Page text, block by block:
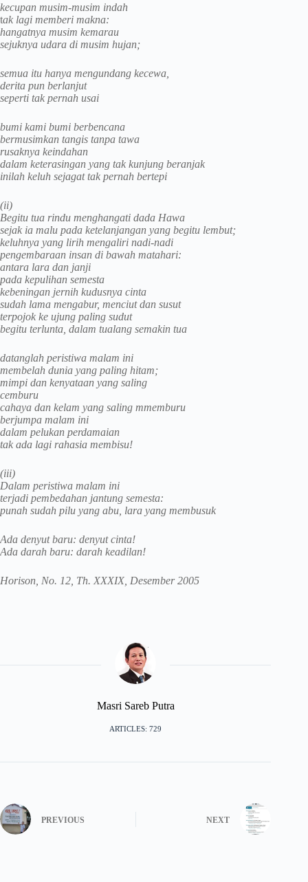
kecupan musim-musim indah
tak lagi memberi makna:
hangatnya musim kemarau
sejuknya udara di musim hujan;
semua itu hanya mengundang kecewa,
derita pun berlanjut
seperti tak pernah usai
bumi kami bumi berbencana
bermusimkan tangis tanpa tawa
rusaknya keindahan
dalam keterasingan yang tak kunjung beranjak
inilah keluh sejagat tak pernah bertepi
(ii)
Begitu tua rindu menghangati dada Hawa
sejak ia malu pada ketelanjangan yang begitu lembut;
keluhnya yang lirih mengaliri nadi-nadi
pengembaraan insan di bawah matahari:
antara lara dan janji
pada kepulihan semesta
kebeningan jernih kudusnya cinta
sudah lama mengabur, menciut dan susut
terpojok ke ujung paling sudut
begitu terlunta, dalam tualang semakin tua
datanglah peristiwa malam ini
membelah dunia yang paling hitam;
mimpi dan kenyataan yang saling
cemburu
cahaya dan kelam yang saling mmemburu
berjumpa malam ini
dalam pelukan perdamaian
tak ada lagi rahasia membisu!
(iii)
Dalam peristiwa malam ini
terjadi pembedahan jantung semesta:
punah sudah pilu yang abu, lara yang membusuk
Ada denyut baru: denyut cinta!
Ada darah baru: darah keadilan!
Horison, No. 12, Th. XXXIX, Desember 2005
Masri Sareb Putra
ARTICLES: 729
PREVIOUS NEXT